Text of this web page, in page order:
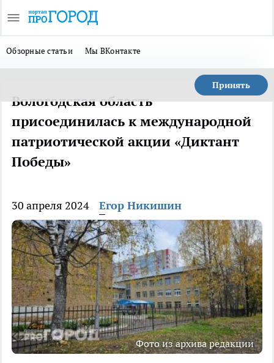
Обзорные статьи Мы ВКонтакте
Принять
Вологодская область
присоединилась к международной
патриотической акции «Диктант
Победы»
30 апреля 2024 Егор Никишин
Фото из архива редакции